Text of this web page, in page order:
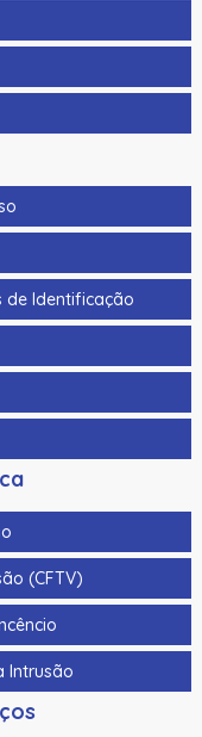
Eg2-We(B)
Ds-K7Peb/Green
Ds-1530Hmi
Hikvision Ds-
Inoxidavel
Ds-
Ds-
D8E Dupla
Ds-K1F820-F
de Identificação
(CFTV)
Intrusão